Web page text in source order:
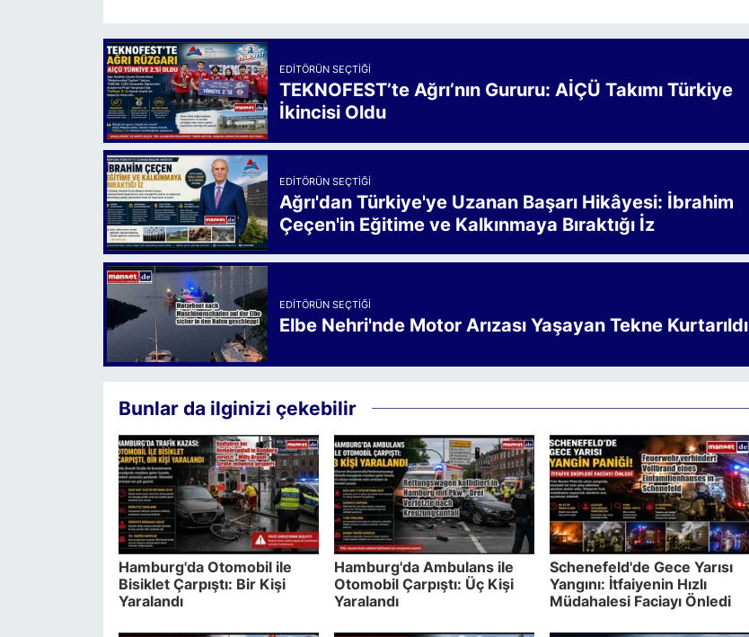
EDITÖRÜN SEÇTIĞI
TEKNOFEST’te Ağrı’nın Gururu: AİÇÜ Takımı Türkiye
İkincisi Oldu
EDITÖRÜN SEÇTIĞI
Ağrı'dan Türkiye'ye Uzanan Başarı Hikâyesi: İbrahim
Çeçen'in Eğitime ve Kalkınmaya Bıraktığı İz
EDITÖRÜN SEÇTIĞI
Elbe Nehri'nde Motor Arızası Yaşayan Tekne Kurtarıldı
Bunlar da ilginizi çekebilir
Hamburg'da Otomobil ile
Bisiklet Çarpıştı: Bir Kişi
Yaralandı
Hamburg'da Ambulans ile
Otomobil Çarpıştı: Üç Kişi
Yaralandı
Schenefeld'de Gece Yarısı
Yangını: İtfaiyenin Hızlı
Müdahalesi Faciayı Önledi